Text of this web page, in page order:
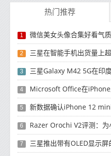
热门推荐
1 微信美女头像合集好看气质
2 三星在智能手机出货量上
3 三星Galaxy M42 5G在印
4 Microsoft Office在
5 新数据确认iPhone 12
6 Razer Orochi V2评测：
7 三星推出带有OLED显示屏的超轻型Galaxy